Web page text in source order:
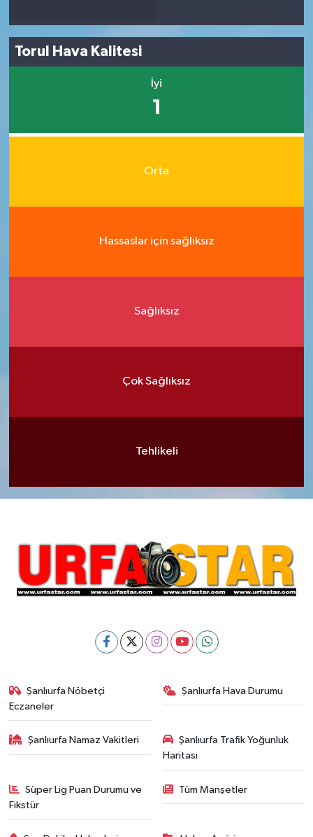
Torul Hava Kalitesi
İyi
1
Orta
Hassaslar için sağlıksız
Sağlıksız
Çok Sağlıksız
Tehlikeli
Şanlıurfa Nöbetçi
Eczaneler
Şanlıurfa Hava Durumu
Şanlıurfa Namaz Vakitleri
Şanlıurfa Trafik Yoğunluk
Haritası
Süper Lig Puan Durumu ve
Fikstür
Tüm Manşetler